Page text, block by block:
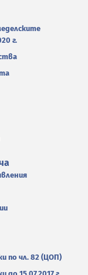
г.
по чл. 82 (ЦОП)
15.07.2017 г.